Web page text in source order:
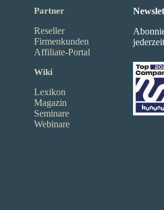
Partner
Reseller
Firmenkunden
Affiliate-Portal
Wiki
Lexikon
Magazin
Seminare
Webinare